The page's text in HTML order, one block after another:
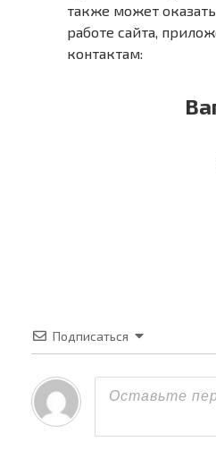
также может
работе сайта,
контактам:
Подписаться